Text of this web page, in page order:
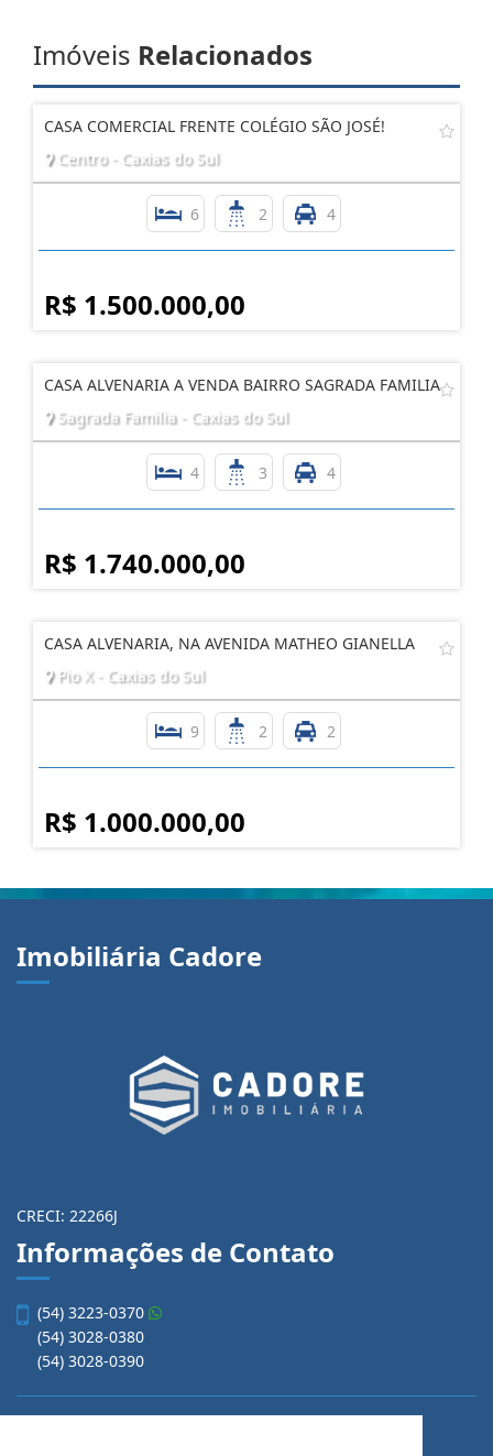
Imóveis Relacionados
CASA COMERCIAL FRENTE COLÉGIO SÃO JOSÉ!
Centro - Caxias do Sul
6 2 4
R$ 1.500.000,00
CASA ALVENARIA A VENDA BAIRRO SAGRADA FAMILIA
Sagrada Familia - Caxias do Sul
4 3 4
R$ 1.740.000,00
CASA ALVENARIA, NA AVENIDA MATHEO GIANELLA
Pio X - Caxias do Sul
9 2 2
R$ 1.000.000,00
Imobiliária Cadore
CRECI: 22266J
Informações de Contato
(54) 3223-0370
(54) 3028-0380
(54) 3028-0390